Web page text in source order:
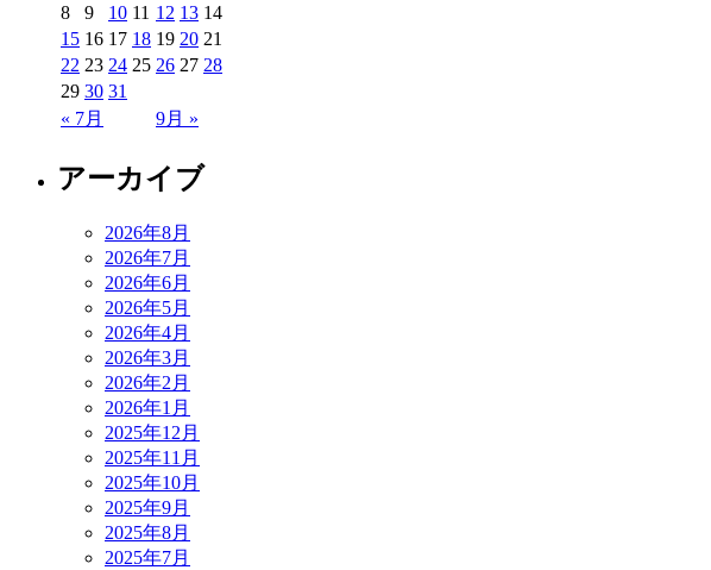
« 7月 9月 »
8
9 10 11 12 13 14
15 16 17 18 19 20 21
22 23 24 25 26 27 28
29 30 31
アーカイブ
2026年8月
2026年7月
2026年6月
2026年5月
2026年4月
2026年3月
2026年2月
2026年1月
2025年12月
2025年11月
2025年10月
2025年9月
2025年8月
2025年7月